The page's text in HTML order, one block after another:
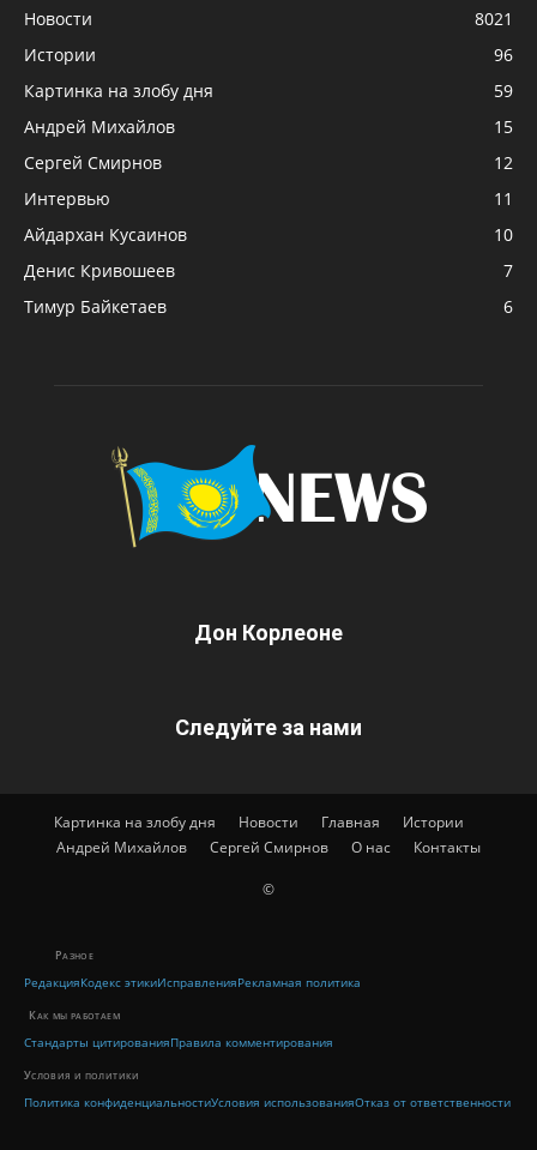
Новости
8021
Истории
96
Картинка на злобу дня
59
Андрей Михайлов
15
Сергей Смирнов
12
Интервью
11
Айдархан Кусаинов
10
Денис Кривошеев
7
Тимур Байкетаев
6
Дон Корлеоне
Следуйте за нами
Картинка на злобу дня Новости Главная
Истории
Андрей Михайлов
Сергей Смирнов О нас Контакты
©
Разное
РедакцияКодекс этикиИсправленияРекламная политика
Как мы работаем
Стандарты цитированияПравила комментирования
Условия и политики
Политика конфиденциальностиУсловия использованияОтказ от ответственности